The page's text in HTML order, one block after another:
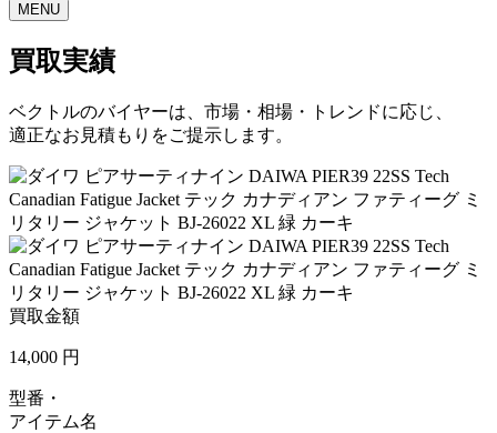
MENU
買取実績
ベクトルのバイヤーは、市場・相場・トレンドに応じ、
適正なお見積もりをご提示します。
買取金額
14,000 円
型番・
アイテム名